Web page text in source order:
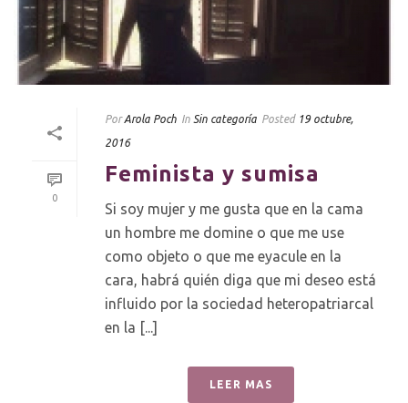
0
Por Arola Poch In Sin categoría Posted 19 octubre,
2016
Feminista y sumisa
Si soy mujer y me gusta que en la cama
un hombre me domine o que me use
como objeto o que me eyacule en la
cara, habrá quién diga que mi deseo está
influido por la sociedad heteropatriarcal
en la [...]
LEER MAS